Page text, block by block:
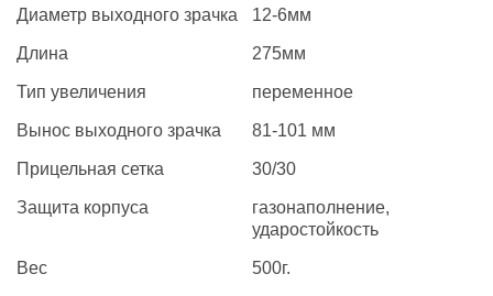
Диаметр выходного зрачка 12-6мм
Длина 275мм
Тип увеличения переменное
Вынос выходного зрачка 81-101 мм
Прицельная сетка 30/30
Защита корпуса
газонаполнение,
ударостойкость
Вес 500г.